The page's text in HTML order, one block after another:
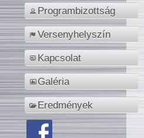
Programbizottság
Versenyhelyszín
Kapcsolat
Galéria
Eredmények